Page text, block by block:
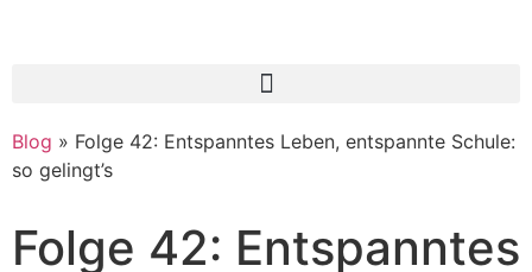
Blog » Folge 42: Entspanntes Leben, entspannte Schule:
so gelingt’s
Folge 42: Entspanntes